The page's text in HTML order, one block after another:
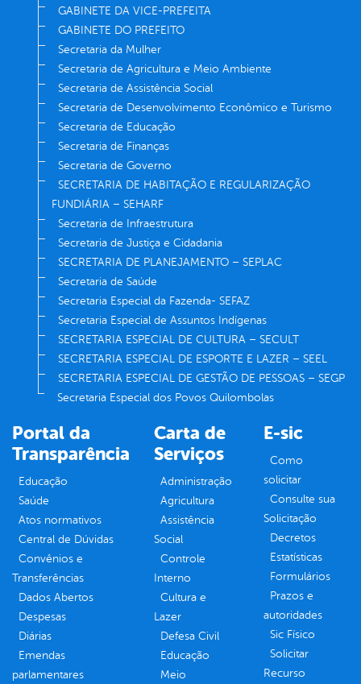
GABINETE DA VICE-PREFEITA
GABINETE DO PREFEITO
Secretaria da Mulher
Secretaria de Agricultura e Meio Ambiente
Secretaria de Assistência Social
Secretaria de Desenvolvimento Econômico e Turismo
Secretaria de Educação
Secretaria de Finanças
Secretaria de Governo
SECRETARIA DE HABITAÇÃO E REGULARIZAÇÃO
FUNDIÁRIA – SEHARF
Secretaria de Infraestrutura
Secretaria de Justiça e Cidadania
SECRETARIA DE PLANEJAMENTO – SEPLAC
Secretaria de Saúde
Secretaria Especial da Fazenda- SEFAZ
Secretaria Especial de Assuntos Indígenas
SECRETARIA ESPECIAL DE CULTURA – SECULT
SECRETARIA ESPECIAL DE ESPORTE E LAZER – SEEL
SECRETARIA ESPECIAL DE GESTÃO DE PESSOAS – SEGP
Secretaria Especial dos Povos Quilombolas
Portal da
Transparência
Educação
Saúde
Atos normativos
Central de Dúvidas
Convênios e
Transferências
Dados Abertos
Despesas
Diárias
Emendas
parlamentares
Carta de
Serviços
Administração
Agricultura
Assistência
Social
Controle
Interno
Cultura e
Lazer
Defesa Civil
Educação
Meio
E-sic
Como
solicitar
Consulte sua
Solicitação
Decretos
Estatísticas
Formulários
Prazos e
autoridades
Sic Físico
Solicitar
Recurso